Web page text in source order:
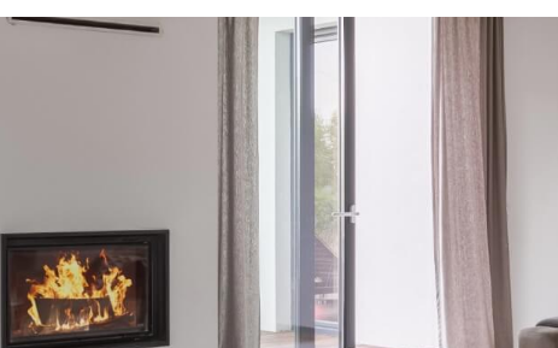
Estimer
Voir les8annonces